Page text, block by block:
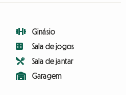
Ginásio
Sala de jogos
Sala de jantar
Garagem